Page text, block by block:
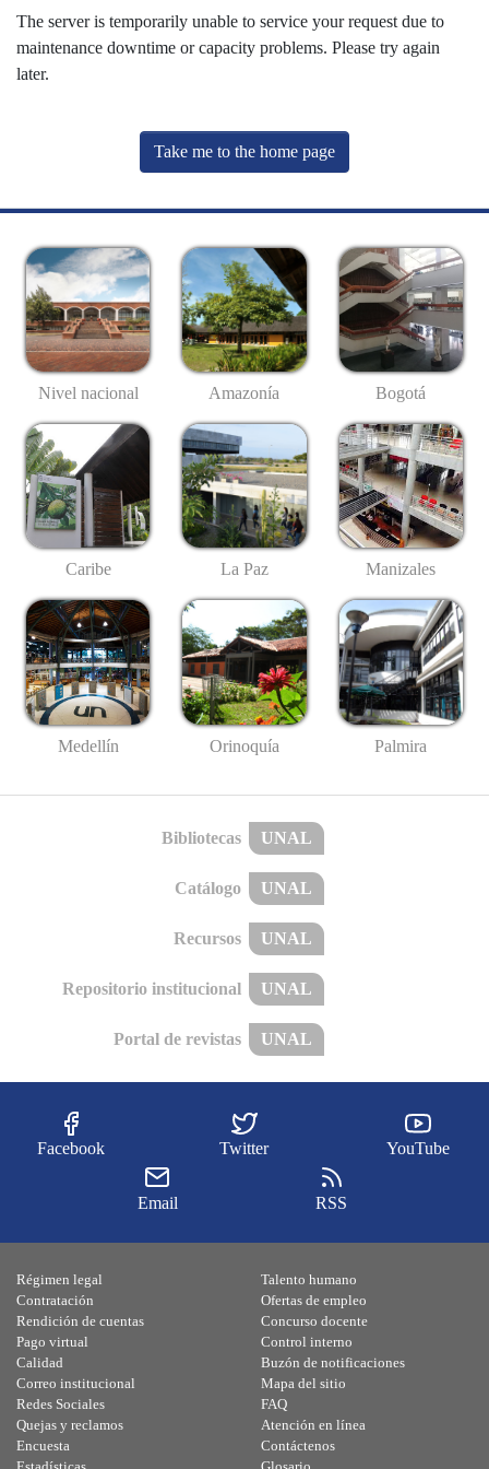
The server is temporarily unable to service your request due to
maintenance downtime or capacity problems. Please try again
later.
Take me to the home page
Nivel nacional Amazonía Bogotá
Caribe La Paz Manizales
Medellín Orinoquía Palmira
Bibliotecas UNAL
Catálogo UNAL
Recursos UNAL
Repositorio institucional UNAL
Portal de revistas UNAL
Facebook Twitter YouTube
Email RSS
Régimen legal
Contratación
Rendición de cuentas
Pago virtual
Calidad
Talento humano
Ofertas de empleo
Concurso docente
Control interno
Buzón de notificaciones
Correo institucional
Redes Sociales
Quejas y reclamos
Encuesta
Mapa del sitio
FAQ
Atención en línea
Contáctenos